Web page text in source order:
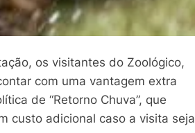
os visitantes do Zoológico,
com uma vantagem extra
de “Retorno Chuva”, que
custo adicional caso a visita seja